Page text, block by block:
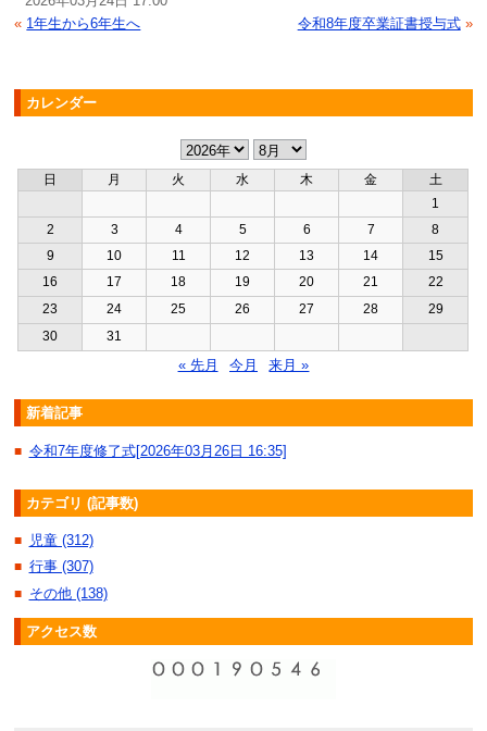
« 1年生から6年生へ 令和8年度卒業証書授与式 »
カレンダー
日 月 火 水 木 金
土
1
2
3 4 5 6 7
8
9
10 11 12 13 14
15
16
17 18 19 20 21
22
23
24 25 26 27 28
29
30
31
« 先月 今月 来月 »
新着記事
■ 令和7年度修了式[2026年03月26日 16:35]
カテゴリ (記事数)
■ 児童 (312)
■ 行事 (307)
■ その他 (138)
アクセス数